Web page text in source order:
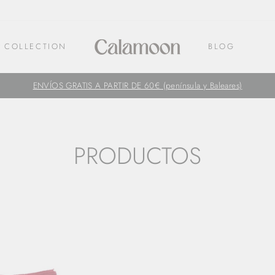
COLLECTION BLOG
ENVÍOS GRATIS A PARTIR DE 60€ (península y Baleares)
PRODUCTOS